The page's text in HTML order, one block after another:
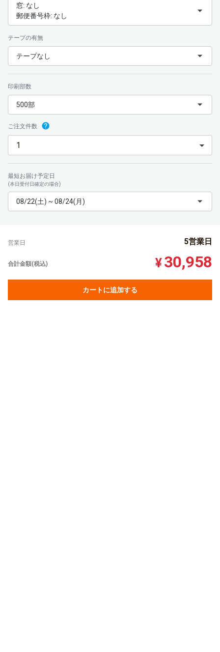
窓: なし
郵便番号枠: なし
テープの有無
テープなし
印刷部数
500部
ご注文件数
最短お届け予定日
(本日受付日確定の場合)
08/22(土) ~ 08/24(月)
営業日 5営業日
合計金額(税込) ¥30,958
カートに追加する